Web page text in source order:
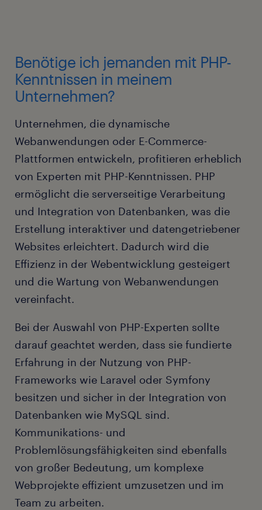
Benötige ich jemanden mit PHP-
Kenntnissen in meinem
Unternehmen?
Unternehmen, die dynamische
Webanwendungen oder E-Commerce-
Plattformen entwickeln, profitieren erheblich
von Experten mit PHP-Kenntnissen. PHP
ermöglicht die serverseitige Verarbeitung
und Integration von Datenbanken, was die
Erstellung interaktiver und datengetriebener
Websites erleichtert. Dadurch wird die
Effizienz in der Webentwicklung gesteigert
und die Wartung von Webanwendungen
vereinfacht.
Bei der Auswahl von PHP-Experten sollte
darauf geachtet werden, dass sie fundierte
Erfahrung in der Nutzung von PHP-
Frameworks wie Laravel oder Symfony
besitzen und sicher in der Integration von
Datenbanken wie MySQL sind.
Kommunikations- und
Problemlösungsfähigkeiten sind ebenfalls
von großer Bedeutung, um komplexe
Webprojekte effizient umzusetzen und im
Team zu arbeiten.